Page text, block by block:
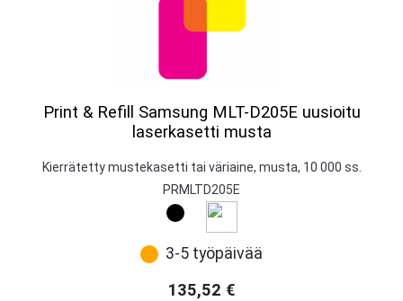
Print & Refill Samsung MLT-D205E uusioitu
laserkasetti musta
Kierrätetty mustekasetti tai väriaine, musta, 10 000 ss.
PRMLTD205E
3-5 työpäivää
135,52 €